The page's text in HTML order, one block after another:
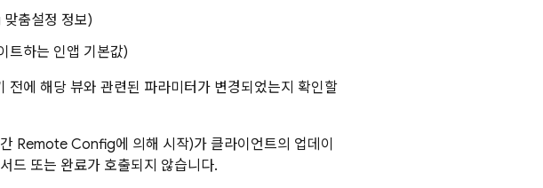
맞춤설정 정보)
트하는 인앱 기본값)
에 해당 뷰와 관련된 파라미터가 변경되었는지 확인할
Remote Config에 의해 시작)가 클라이언트의 업데이
드 또는 완료가 호출되지 않습니다.